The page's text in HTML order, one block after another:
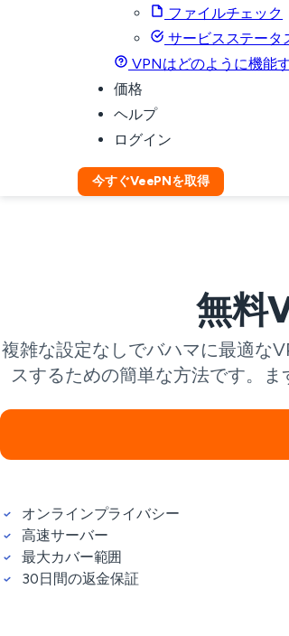
ファイルチェック
サービスステータ
VPNはどのように機能
価格
ヘルプ
ログイン
今すぐVeePNを取得
無料
複雑な設定なしでバハマに最適な
スするための簡単な方法です。
オンラインプライバシー
高速サーバー
最大カバー範囲
30日間の返金保証